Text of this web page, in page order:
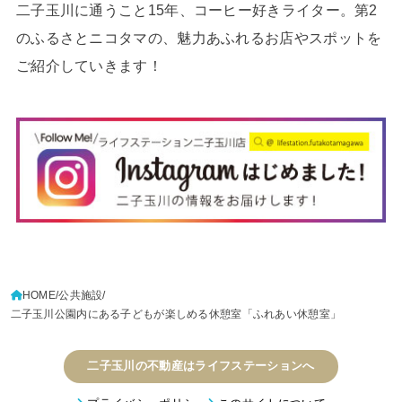
二子玉川に通うこと15年、コーヒー好きライター。第2
のふるさとニコタマの、魅力あふれるお店やスポットを
ご紹介していきます！
HOME 公共施設
二子玉川公園内にある子どもが楽しめる休憩室「ふれあい休憩室」
二子玉川の不動産はライフステーションへ